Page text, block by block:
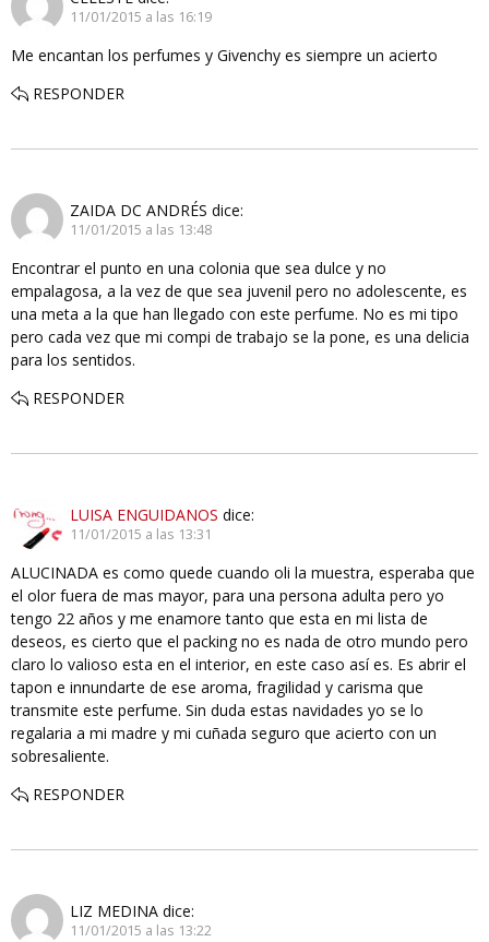
11/01/2015 a las 16:19
Me encantan los perfumes y Givenchy es siempre un acierto
RESPONDER
ZAIDA DC ANDRÉS dice:
11/01/2015 a las 13:48
Encontrar el punto en una colonia que sea dulce y no
empalagosa, a la vez de que sea juvenil pero no adolescente, es
una meta a la que han llegado con este perfume. No es mi tipo
pero cada vez que mi compi de trabajo se la pone, es una delicia
para los sentidos.
RESPONDER
LUISA ENGUIDANOS dice:
11/01/2015 a las 13:31
ALUCINADA es como quede cuando oli la muestra, esperaba que
el olor fuera de mas mayor, para una persona adulta pero yo
tengo 22 años y me enamore tanto que esta en mi lista de
deseos, es cierto que el packing no es nada de otro mundo pero
claro lo valioso esta en el interior, en este caso así es. Es abrir el
tapon e innundarte de ese aroma, fragilidad y carisma que
transmite este perfume. Sin duda estas navidades yo se lo
regalaria a mi madre y mi cuñada seguro que acierto con un
sobresaliente.
RESPONDER
LIZ MEDINA dice:
11/01/2015 a las 13:22